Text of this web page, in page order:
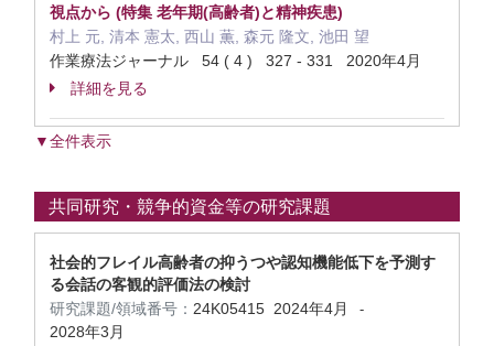
視点から (特集 老年期(高齢者)と精神疾患)
村上 元, 清本 憲太, 西山 薫, 森元 隆文, 池田 望
作業療法ジャーナル 54 ( 4 ) 327 - 331 2020年4月
詳細を見る
▼全件表示
共同研究・競争的資金等の研究課題
社会的フレイル高齢者の抑うつや認知機能低下を予測す
る会話の客観的評価法の検討
研究課題/領域番号： 24K05415 2024年4月 -
2028年3月